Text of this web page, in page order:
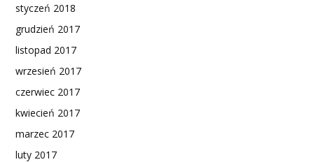
styczeń 2018
grudzień 2017
listopad 2017
wrzesień 2017
czerwiec 2017
kwiecień 2017
marzec 2017
luty 2017